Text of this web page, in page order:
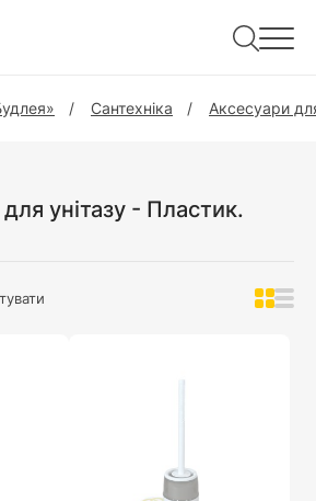
Сантехніка Аксесуари
унітазу - Пластик.